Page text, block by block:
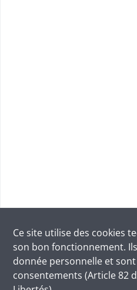
Ce site utilise des cookies
son bon fonctionnement.
donnée personnelle et
consentements (Article 82